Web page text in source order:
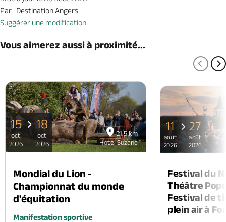
Par : Destination Angers
Suggérer une modification.
Vous aimerez aussi à proximité...
21.5 km
Hôtel Suzane
15
oct
2026
18
oct
2026
Mondial du Lion -
Championnat du monde
d'équitation
Manifestation sportive
11
août
2026
27
août
2026
Festival du
Théâtre
Festival de
plein air à